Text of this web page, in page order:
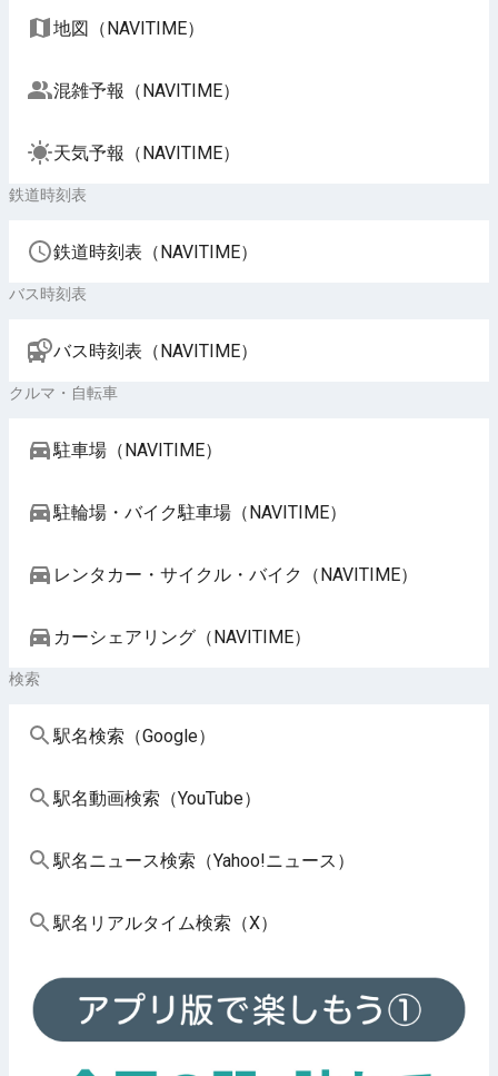
地図（NAVITIME）
混雑予報（NAVITIME）
天気予報（NAVITIME）
鉄道時刻表
鉄道時刻表（NAVITIME）
バス時刻表
バス時刻表（NAVITIME）
クルマ・自転車
駐車場（NAVITIME）
駐輪場・バイク駐車場（NAVITIME）
レンタカー・サイクル・バイク（NAVITIME）
カーシェアリング（NAVITIME）
検索
駅名検索（Google）
駅名動画検索（YouTube）
駅名ニュース検索（Yahoo!ニュース）
駅名リアルタイム検索（X）